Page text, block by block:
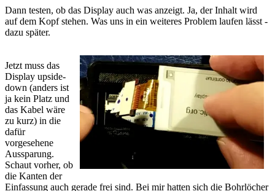
Dann testen, ob das Display auch was anzeigt. Ja, der Inhalt wird
auf dem Kopf stehen. Was uns in ein weiteres Problem laufen lässt -
dazu später.
Jetzt muss das
Display upside-
down (anders ist
ja kein Platz und
das Kabel wäre
zu kurz) in die
dafür
vorgesehene
Aussparung.
Schaut vorher, ob
die Kanten der
Einfassung auch gerade frei sind. Bei mir hatten sich die Bohrlöcher